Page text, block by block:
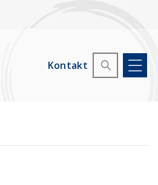
Kontakt